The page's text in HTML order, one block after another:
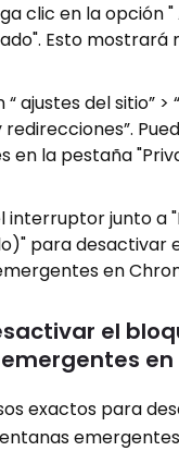
clic en la opción "
Esto mostrará
“ ajustes del sitio” >
en la pestaña
interruptor junto a
para desactivar
en
el
en
exactos para